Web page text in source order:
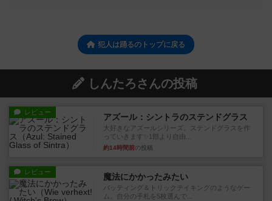
犯人は踊るのトップに戻る
しんたろさんの投稿
レビュー アズール：シントラのステンドグラス
大好きなアズールシリーズ。ステンドグラスを作
っていきます✨1部より自由...
約14時間前の投稿
レビュー 魔法にかかったみたい
バッティング＆トリックテイキングのようなゲー
ム。自分の手札を5枚選んで...